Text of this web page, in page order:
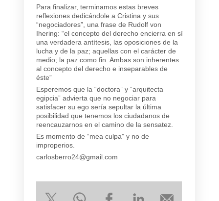
Para finalizar, terminamos estas breves
reflexiones dedicándole a Cristina y sus
“negociadores”, una frase de Rudolf von
Ihering: “el concepto del derecho encierra en sí
una verdadera antítesis, las oposiciones de la
lucha y de la paz; aquellas con el carácter de
medio; la paz como fin. Ambas son inherentes
al concepto del derecho e inseparables de
éste”
Esperemos que la “doctora” y “arquitecta
egipcia” advierta que no negociar para
satisfacer su ego sería sepultar la última
posibilidad que tenemos los ciudadanos de
reencauzarnos en el camino de la sensatez.
Es momento de “mea culpa” y no de
improperios.
carlosberro24@gmail.com